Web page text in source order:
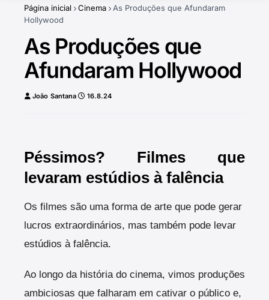
Página inicial Cinema
As Produções que Afundaram
Hollywood
As Produções que
Afundaram Hollywood
João Santana 16.8.24
Péssimos? Filmes que
levaram estúdios à falência
Os filmes são uma forma de arte que pode gerar
lucros extraordinários, mas também pode levar
estúdios à falência.
Ao longo da história do cinema, vimos produções
ambiciosas que falharam em cativar o público e,